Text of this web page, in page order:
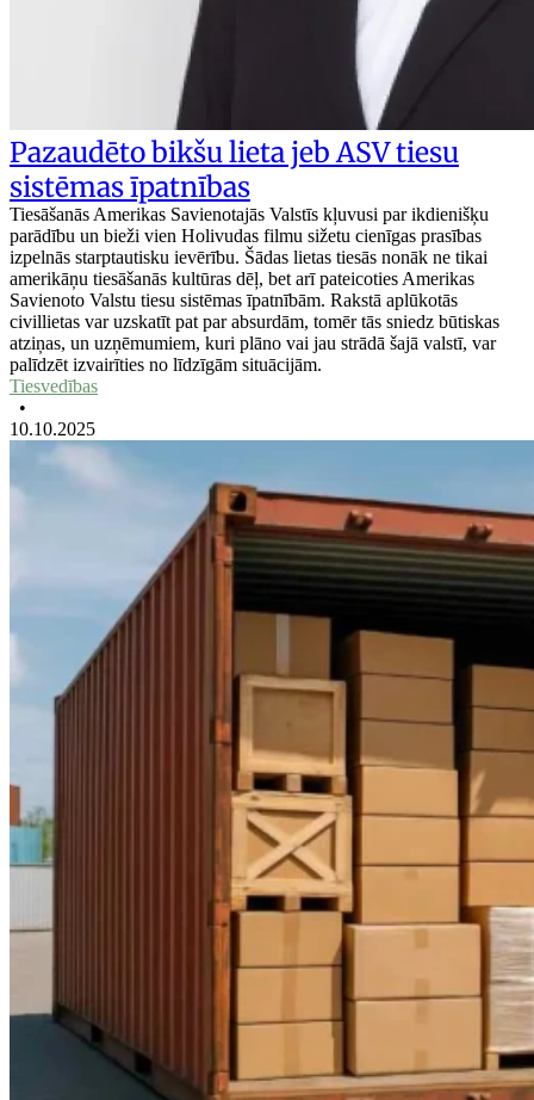
Pazaudēto bikšu lieta jeb ASV tiesu
sistēmas īpatnības
Tiesāšanās Amerikas Savienotajās Valstīs kļuvusi par ikdienišķu
parādību un bieži vien Holivudas filmu sižetu cienīgas prasības
izpelnās starptautisku ievērību. Šādas lietas tiesās nonāk ne tikai
amerikāņu tiesāšanās kultūras dēļ, bet arī pateicoties Amerikas
Savienoto Valstu tiesu sistēmas īpatnībām. Rakstā aplūkotās
civillietas var uzskatīt pat par absurdām, tomēr tās sniedz būtiskas
atziņas, un uzņēmumiem, kuri plāno vai jau strādā šajā valstī, var
palīdzēt izvairīties no līdzīgām situācijām.
Tiesvedības
•
10.10.2025